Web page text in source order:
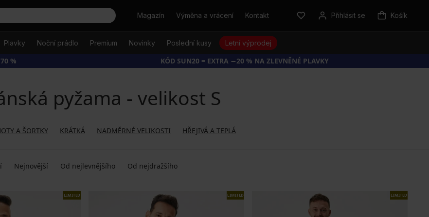
HledatMagazín Výměna a vrácení Kontakt Přihlásit se Košík
Plavky Noční prádlo Premium Novinky Poslední kusy Letní výprodej
% KÓD SUN20 = EXTRA −20 % NA ZLEVNĚNÉ PLAVKY
pyžama - velikost S
A ŠORTKY KRÁTKÁ NADMĚRNÉ VELIKOSTI HŘEJIVÁ A TEPLÁ
Nejnovější Od nejlevnějšího Od nejdražšího
LIMITED LIMITED LIMITED